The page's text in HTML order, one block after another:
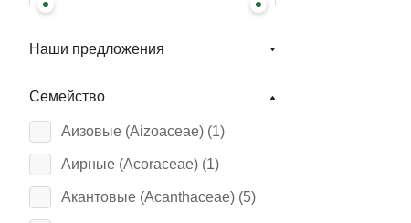
Наши предложения
Семейство
Аизовые (Aizoaceae) (1)
Аирные (Acoraceae) (1)
Акантовые (Acanthaceae) (5)